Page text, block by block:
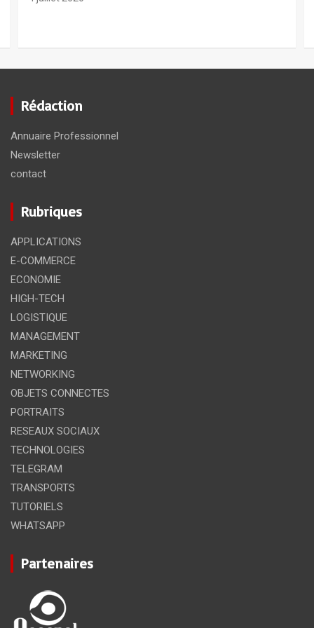
Rédaction
Annuaire Professionnel
Newsletter
contact
Rubriques
APPLICATIONS
E-COMMERCE
ECONOMIE
HIGH-TECH
LOGISTIQUE
MANAGEMENT
MARKETING
NETWORKING
OBJETS CONNECTES
PORTRAITS
RESEAUX SOCIAUX
TECHNOLOGIES
TELEGRAM
TRANSPORTS
TUTORIELS
WHATSAPP
Partenaires